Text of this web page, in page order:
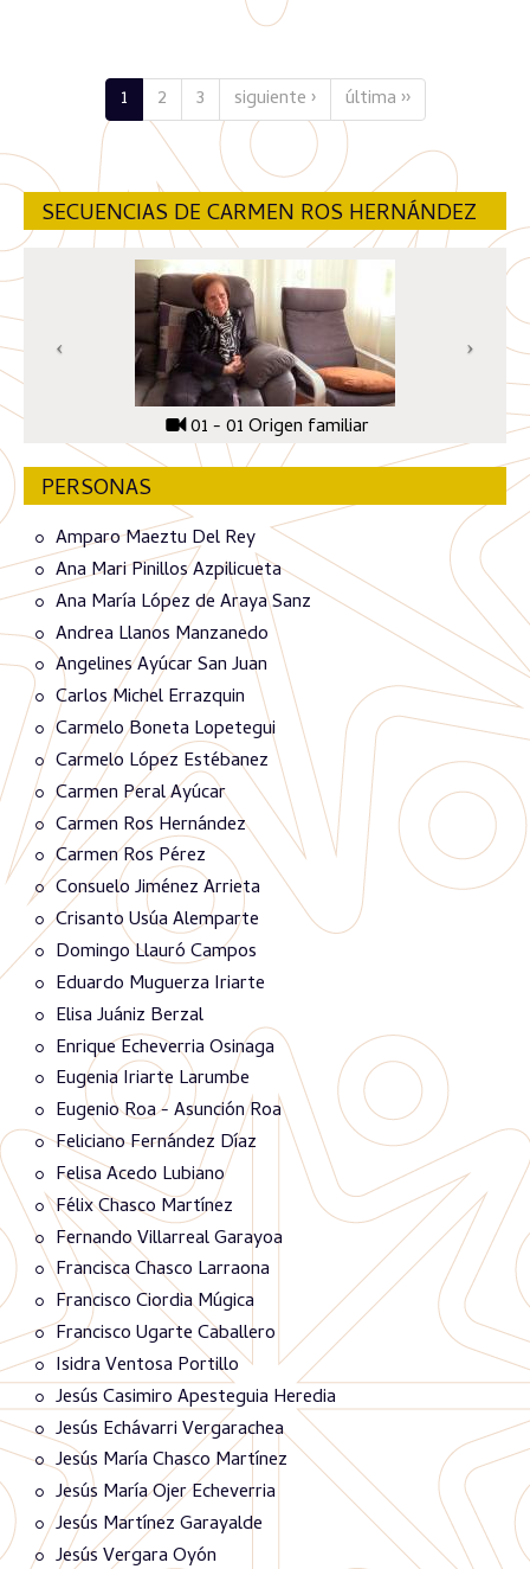
1 2 3 siguiente › última ››
SECUENCIAS DE CARMEN ROS HERNÁNDEZ
01 - 01 Origen familiar
PERSONAS
Amparo Maeztu Del Rey
Ana Mari Pinillos Azpilicueta
Ana María López de Araya Sanz
Andrea Llanos Manzanedo
Angelines Ayúcar San Juan
Carlos Michel Errazquin
Carmelo Boneta Lopetegui
Carmelo López Estébanez
Carmen Peral Ayúcar
Carmen Ros Hernández
Carmen Ros Pérez
Consuelo Jiménez Arrieta
Crisanto Usúa Alemparte
Domingo Llauró Campos
Eduardo Muguerza Iriarte
Elisa Juániz Berzal
Enrique Echeverria Osinaga
Eugenia Iriarte Larumbe
Eugenio Roa - Asunción Roa
Feliciano Fernández Díaz
Felisa Acedo Lubiano
Félix Chasco Martínez
Fernando Villarreal Garayoa
Francisca Chasco Larraona
Francisco Ciordia Múgica
Francisco Ugarte Caballero
Isidra Ventosa Portillo
Jesús Casimiro Apesteguia Heredia
Jesús Echávarri Vergarachea
Jesús María Chasco Martínez
Jesús María Ojer Echeverria
Jesús Martínez Garayalde
Jesús Vergara Oyón